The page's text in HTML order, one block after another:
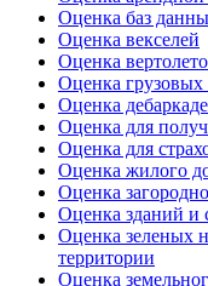
Оценка баз
Оценка векселей
Оценка
Оценка грузовых
Оценка
Оценка для
Оценка для
Оценка жилого
Оценка
Оценка зданий и
Оценка зеленых
территории
Оценка